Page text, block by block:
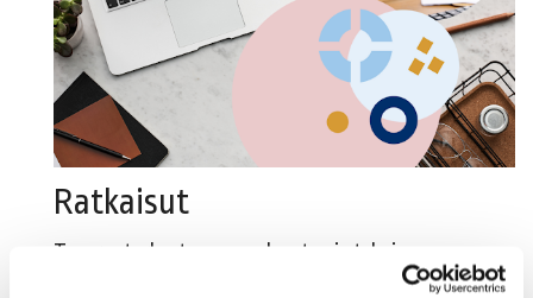
Ratkaisut
Tavarantarkastus on puolueeton ja tekninen